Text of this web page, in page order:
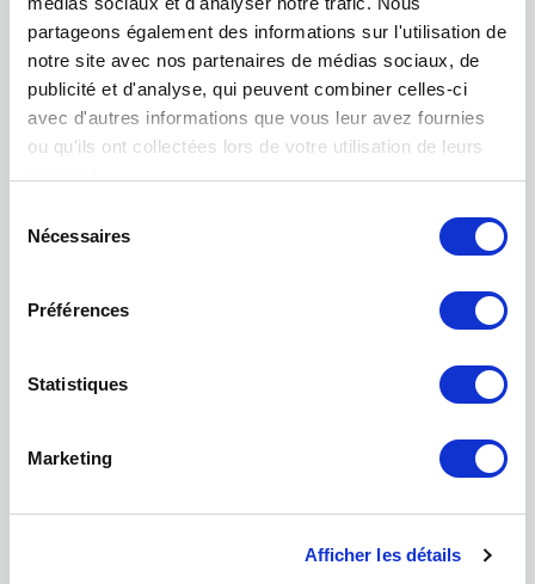
partageons également des informations sur l'utilisation de
notre site avec nos partenaires de médias sociaux, de
publicité et d'analyse, qui peuvent combiner celles-ci
avec d'autres informations que vous leur avez fournies
ou qu'ils ont collectées lors de votre utilisation de leurs
Nécessaires
Préférences
Statistiques
Marketing
Afficher les détails